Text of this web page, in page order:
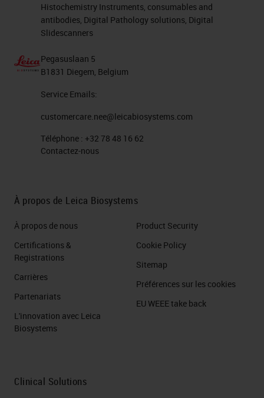
Histochemistry Instruments, consumables and
antibodies, Digital Pathology solutions, Digital
Slidescanners
Pegasuslaan 5
B1831 Diegem, Belgium
Service Emails:
customercare.nee@leicabiosystems.com
Téléphone : +32 78 48 16 62
Contactez-nous
À propos de Leica Biosystems
À propos de nous
Certifications &
Registrations
Carrières
Partenariats
L'innovation avec Leica
Biosystems
Product Security
Cookie Policy
Sitemap
Préférences sur les cookies
EU WEEE take back
Clinical Solutions